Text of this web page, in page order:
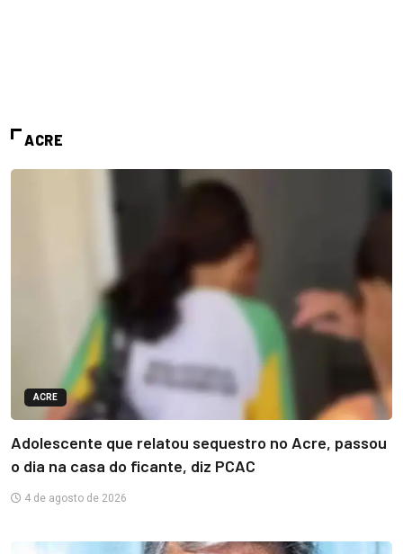
ACRE
ACRE
Adolescente que relatou sequestro no Acre, passou
o dia na casa do ficante, diz PCAC
4 de agosto de 2026